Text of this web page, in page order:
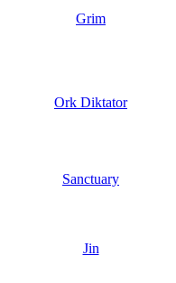
Grim
Ork Diktator
Sanctuary
Jin